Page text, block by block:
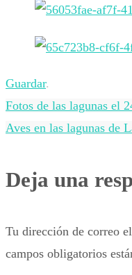
Guardar.
Fotos de las lagunas el
Aves en las lagunas de
Deja una
Tu dirección de correo
campos obligatorios